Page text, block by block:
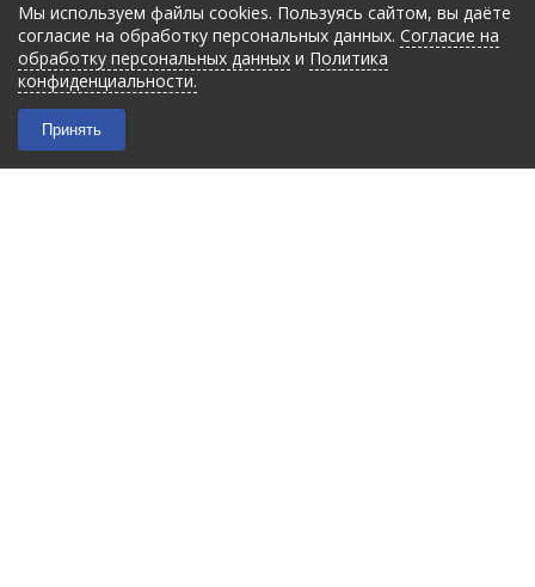
Мы используем файлы cookies. Пользуясь сайтом, вы даёте
согласие на обработку персональных данных. Согласие на
обработку персональных данных и Политика
конфиденциальности.
Принять